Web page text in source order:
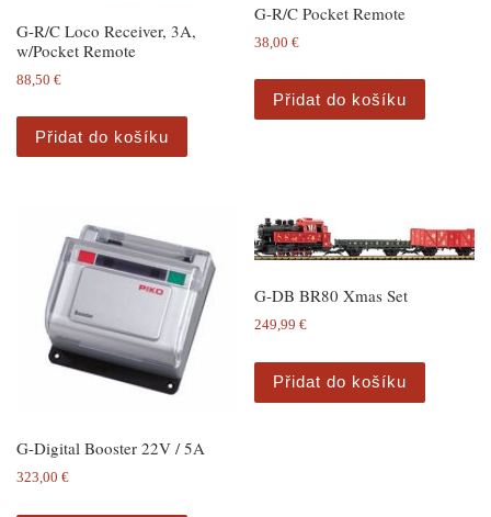
G-R/C Loco Receiver, 3A,
w/Pocket Remote
88,50 €
Přidat do košíku
G-R/C Pocket Remote
38,00€
Přidat do košíku
G-Digital Booster 22V / 5A
323,00 €
G-DB BR80 Xmas Set
249,99€
Přidat do košíku